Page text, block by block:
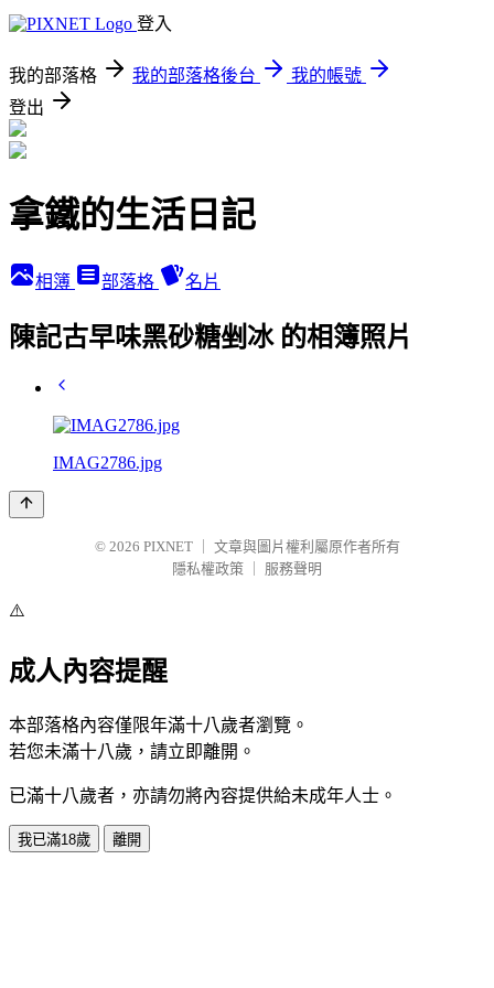
登入
我的部落格 我的部落格後台
我的帳號
登出
拿鐵的生活日記
相簿 部落格 名片
陳記古早味黑砂糖剉冰 的相簿照片
IMAG2786.jpg
© 2026 PIXNET
文章與圖片權利屬原作者所有
隱私權政策
服務聲明
⚠️
成人內容提醒
本部落格內容僅限年滿十八歲者瀏覽。
若您未滿十八歲，請立即離開。
已滿十八歲者，亦請勿將內容提供給未成年人士。
我已滿18歲 離開